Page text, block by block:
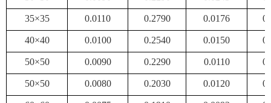
35×35 0.0110 0.2790 0.0176
40×40 0.0100 0.2540 0.0150
50×50 0.0090 0.2290 0.0110
50×50 0.0080 0.2030 0.0120